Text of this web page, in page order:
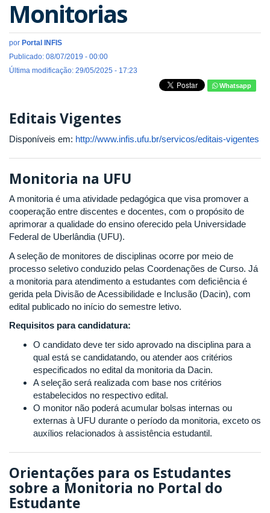
Monitorias
por Portal INFIS
Publicado: 08/07/2019 - 00:00
Última modificação: 29/05/2025 - 17:23
Whatsapp
Editais Vigentes
Disponíveis em: http://www.infis.ufu.br/servicos/editais-vigentes
Monitoria na UFU
A monitoria é uma atividade pedagógica que visa promover a
cooperação entre discentes e docentes, com o propósito de
aprimorar a qualidade do ensino oferecido pela Universidade
Federal de Uberlândia (UFU).
A seleção de monitores de disciplinas ocorre por meio de
processo seletivo conduzido pelas Coordenações de Curso. Já
a monitoria para atendimento a estudantes com deficiência é
gerida pela Divisão de Acessibilidade e Inclusão (Dacin), com
edital publicado no início do semestre letivo.
Requisitos para candidatura:
O candidato deve ter sido aprovado na disciplina para a
qual está se candidatando, ou atender aos critérios
especificados no edital da monitoria da Dacin.
A seleção será realizada com base nos critérios
estabelecidos no respectivo edital.
O monitor não poderá acumular bolsas internas ou
externas à UFU durante o período da monitoria, exceto os
auxílios relacionados à assistência estudantil.
Orientações para os Estudantes
sobre a Monitoria no Portal do
Estudante